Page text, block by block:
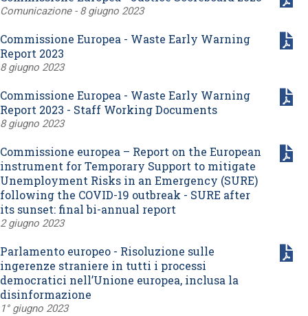
Comunicazione - 8 giugno 2023
Commissione Europea - Waste Early Warning
Report 2023
8 giugno 2023
Commissione Europea - Waste Early Warning
Report 2023 - Staff Working Documents
8 giugno 2023
Commissione europea – Report on the European
instrument for Temporary Support to mitigate
Unemployment Risks in an Emergency (SURE)
following the COVID-19 outbreak - SURE after
its sunset: final bi-annual report
2 giugno 2023
Parlamento europeo - Risoluzione sulle
ingerenze straniere in tutti i processi
democratici nell’Unione europea, inclusa la
disinformazione
1° giugno 2023